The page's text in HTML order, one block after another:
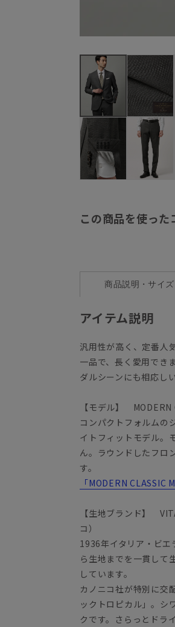
この商品を使った
商品説明・サイズ
アイテム説明
汎用性が高く、定番人
一品で、長く愛用でき
ダルシーンにも相応し
【モデル】 MODERN
コンパクトフォルムの
イトフィットモデル。
ん。ラウンドしたフロ
す。
「MODERN CLASSIC
【生地ブランド】
コ）
1936年イタリア・ビ
ら生地までを一貫して
しています。
カノニコ社が特別に交
ックトロピカル」。シ
クです。さらっとドラ